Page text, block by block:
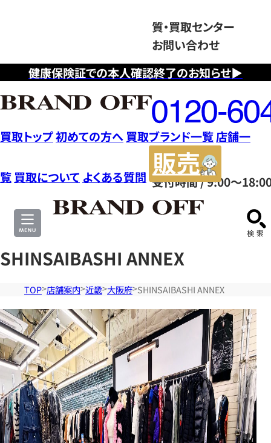
健康保険証での本人確認終了のお知らせ▶
質・買取センター
お問い合わせ
フ
リ
ー
ダ
イ
ヤ
ル
0120604117
受付時間 / 9:00～
買取トップ初めての方へ 買取ブランド一覧店舗一
覧 買取について よくある質問
サ
SHINSAIBASHI ANNEX
TOP 店舗案内 近畿 大阪府 SHINSAIBASHI ANNEX
店舗検索